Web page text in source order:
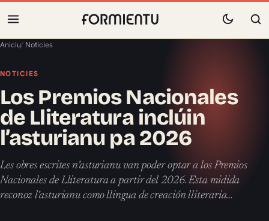
Aniciu/ Noticies
NOTICIES
Los Premios Nacionales
de Lliteratura inclúin
l’asturianu pa 2026
Les obres escrites n’asturianu van poder optar a los Premios
Nacionales de Lliteratura a partir del 2026. Esta midida
reconoz l’asturianu como llingua de creación lliteraria…